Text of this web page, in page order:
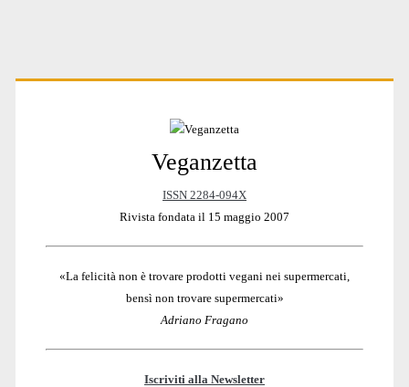
Primary
Veganzetta
ISSN 2284-094X
Rivista fondata il 15 maggio 2007
«La felicità non è trovare prodotti vegani nei supermercati,
bensì non trovare supermercati»
Adriano Fragano
Iscriviti alla Newsletter